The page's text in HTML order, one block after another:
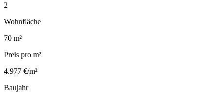
2
Wohnfläche
70 m²
Preis pro m²
4.977 €/m²
Baujahr